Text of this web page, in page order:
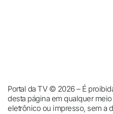
Portal da TV © 2026 – É
desta página em qualquer
eletrônico ou impresso, sem a